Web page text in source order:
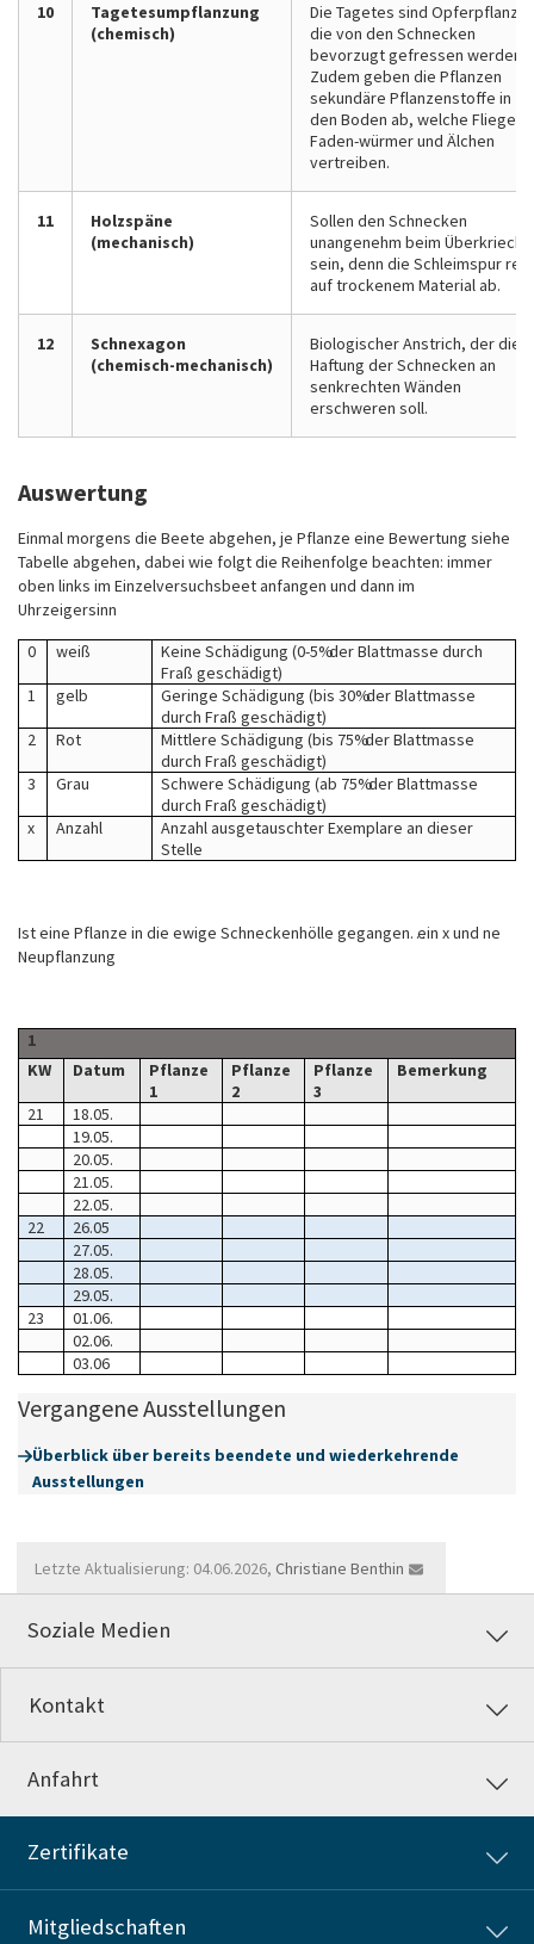
10
Tagetesumpflanzung
(chemisch)
Die Tagetes sind
die von den Schnecken
bevorzugt gefressen werden.
Zudem geben die Pflanzen
sekundäre Pflanzenstoffe in
den Boden ab, welche Fliegen,
Faden-würmer und Älchen
vertreiben.
11
Holzspäne
(mechanisch)
Sollen den Schnecken
unangenehm beim
sein, denn die Schleimspur
auf trockenem Material ab.
12
Schnexagon
(chemisch-mechanisch)
Biologischer Anstrich, der die
Haftung der Schnecken an
senkrechten Wänden
erschweren soll.
Auswertung
Einmal morgens die Beete abgehen, je Pflanze eine Bewertung siehe
Tabelle abgehen, dabei wie folgt die Reihenfolge beachten: immer
oben links im Einzelversuchsbeet anfangen und dann im
Uhrzeigersinn
0
weiß
Keine Schädigung (0-5% der Blattmasse durch
Fraß geschädigt)
1
gelb
Geringe Schädigung (bis 30% der Blattmasse
durch Fraß geschädigt)
2
Rot
Mittlere Schädigung (bis 75% der Blattmasse
durch Fraß geschädigt)
3
Grau
Schwere Schädigung (ab 75% der Blattmasse
durch Fraß geschädigt)
x
Anzahl
Anzahl ausgetauschter Exemplare an dieser
Stelle
Ist eine Pflanze in die ewige Schneckenhölle gegangen… ein x und ne
Neupflanzung
1
KW
Datum
Pflanze
1
Pflanze
2
Pflanze
3
Bemerkung
21
18.05.
19.05.
20.05.
21.05.
22.05.
22
26.05
27.05.
28.05.
29.05.
23
01.06.
02.06.
03.06
Vergangene Ausstellungen
Überblick über bereits beendete und wiederkehrende
Ausstellungen
Letzte Aktualisierung: 04.06.2026, Christiane Benthin
Soziale Medien
Kontakt
Anfahrt
Zertifikate
Mitgliedschaften